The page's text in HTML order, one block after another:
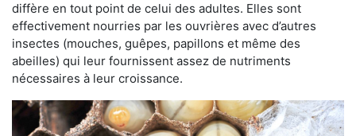
diffère en tout point de celui des adultes. Elles sont
effectivement nourries par les ouvrières avec d’autres
insectes (mouches, guêpes, papillons et même des
abeilles) qui leur fournissent assez de nutriments
nécessaires à leur croissance.